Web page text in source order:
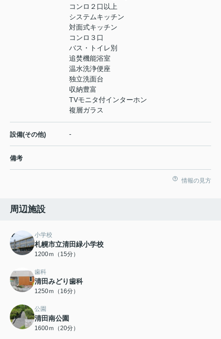
コンロ２口以上
システムキッチン
対面式キッチン
コンロ３口
バス・トイレ別
追焚機能浴室
温水洗浄便座
独立洗面台
収納豊富
TVモニタ付インターホン
複層ガラス
設備(その他) -
備考
情報の見方
周辺施設
小学校
札幌市立清田緑小学校
1200ｍ（15分）
歯科
清田みどり歯科
1250ｍ（16分）
公園
清田南公園
1600ｍ（20分）